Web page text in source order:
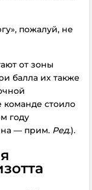
пожалуй, не
от зоны
балла их также
команде стоило
году
— прим. Ред.).